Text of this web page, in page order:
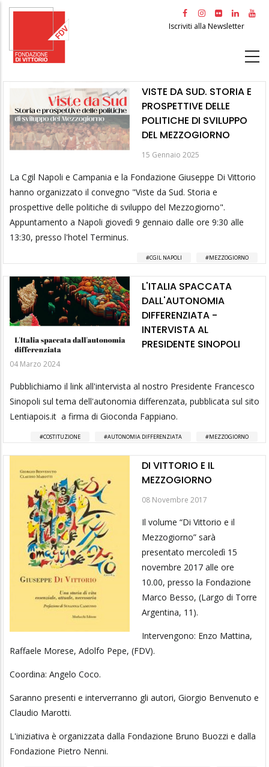
Salta
principale
Iscriviti alla Newsletter
VISTE DA SUD. STORIA E
PROSPETTIVE DELLE
POLITICHE DI SVILUPPO
DEL MEZZOGIORNO
15 Gennaio 2025
La Cgil Napoli e Campania e la Fondazione Giuseppe Di Vittorio
hanno organizzato il convegno "Viste da Sud. Storia e
prospettive delle politiche di sviluppo del Mezzogiorno".
Appuntamento a Napoli giovedì 9 gennaio dalle ore 9:30 alle
13:30, presso l'hotel Terminus.
CGIL NAPOLI MEZZOGIORNO
L'ITALIA SPACCATA
DALL'AUTONOMIA
DIFFERENZIATA -
INTERVISTA AL
PRESIDENTE SINOPOLI
04 Marzo 2024
Pubblichiamo il link all'intervista al nostro Presidente Francesco
Sinopoli sul tema dell'autonomia differenzata, pubblicata sul sito
Lentiapois.it a firma di Gioconda Fappiano.
COSTITUZIONE AUTONOMIA DIFFERENZIATA MEZZOGIORNO
DI VITTORIO E IL
MEZZOGIORNO
08 Novembre 2017
Il volume “Di Vittorio e il
Mezzogiorno” sarà
presentato mercoledì 15
novembre 2017 alle ore
10.00, presso la Fondazione
Marco Besso, (Largo di Torre
Argentina, 11).
Intervengono: Enzo Mattina,
Raffaele Morese, Adolfo Pepe, (FDV).
Coordina: Angelo Coco.
Saranno presenti e interverranno gli autori, Giorgio Benvenuto e
Claudio Marotti.
L'iniziativa è organizzata dalla Fondazione Bruno Buozzi e dalla
Fondazione Pietro Nenni.